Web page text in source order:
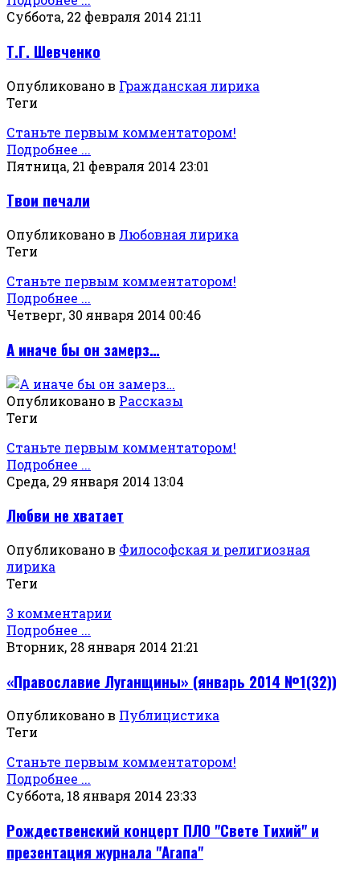
Суббота, 22 февраля 2014 21:11
Т.Г. Шевченко
Опубликовано в Гражданская лирика
Теги
Станьте первым комментатором!
Подробнее ...
Пятница, 21 февраля 2014 23:01
Твои печали
Опубликовано в Любовная лирика
Теги
Станьте первым комментатором!
Подробнее ...
Четверг, 30 января 2014 00:46
А иначе бы он замерз…
Опубликовано в Рассказы
Теги
Станьте первым комментатором!
Подробнее ...
Среда, 29 января 2014 13:04
Любви не хватает
Опубликовано в Философская и религиозная
лирика
Теги
3 комментарии
Подробнее ...
Вторник, 28 января 2014 21:21
«Православие Луганщины» (январь 2014 №1(32))
Опубликовано в Публицистика
Теги
Станьте первым комментатором!
Подробнее ...
Суббота, 18 января 2014 23:33
Рождественский концерт ПЛО "Свете Тихий" и
презентация журнала "Агапа"